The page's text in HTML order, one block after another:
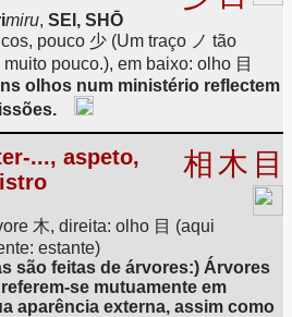
miru, SEI, SHŌ
pouco 少 (Um traço ノ tão
pouco.), em baixo: olho 目
olhos num ministério reflectem
..., aspeto,
相木 目
木, direita: olho 目 (aqui
estante)
são feitas de árvores:) Árvores
se mutuamente em
aparência externa, assim como